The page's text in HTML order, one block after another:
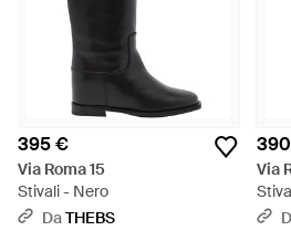
395 €
Via Roma 15
Stivali - Nero
DaTHEBS
Via